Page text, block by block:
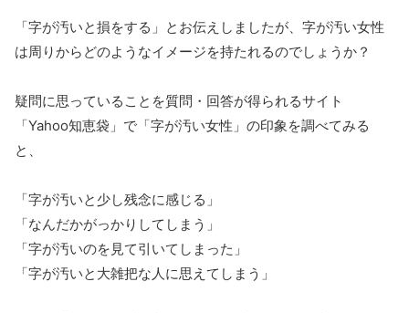
「字が汚いと損をする」とお伝えしましたが、字が汚い女性
は周りからどのようなイメージを持たれるのでしょうか？
疑問に思っていることを質問・回答が得られるサイト
「Yahoo知恵袋」で「字が汚い女性」の印象を調べてみる
と、
「字が汚いと少し残念に感じる」
「なんだかがっかりしてしまう」
「字が汚いのを見て引いてしまった」
「字が汚いと大雑把な人に思えてしまう」